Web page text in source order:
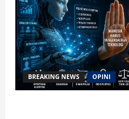
BREAKING NEWS OPINI